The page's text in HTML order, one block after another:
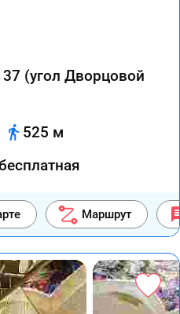
(угол Дворцовой
525 м
Маршрут